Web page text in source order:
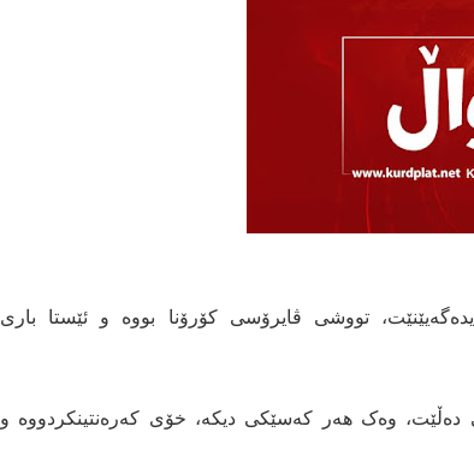
تووشی ڤایرۆسی کۆرۆنا بووە و ئێستا باری
دەڵێت، وەک ھەر کەسێکی دیکە، خۆی کەرەنتینکردووە و